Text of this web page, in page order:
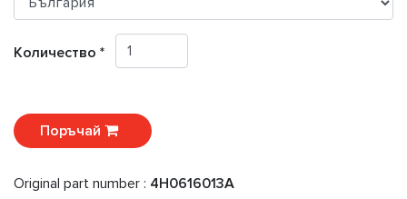
Количество *
Поръчай
Original part number : 4H0616013A